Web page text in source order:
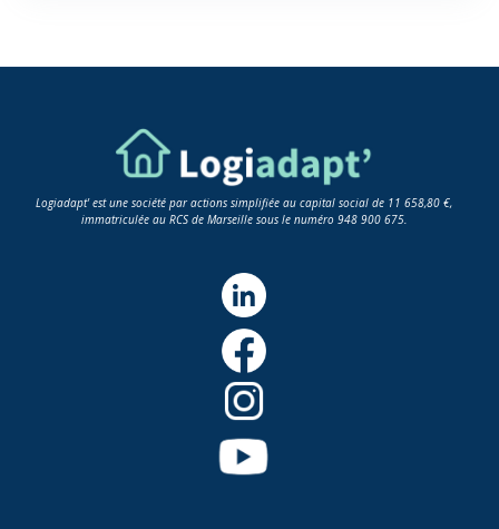
Logiadapt' est une société par actions simplifiée au capital social de 11 658,80 €,
immatriculée au RCS de Marseille sous le numéro 948 900 675.